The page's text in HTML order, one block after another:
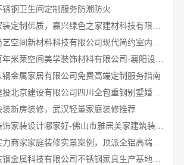
锈钢卫生间定制服务防潮防火
湖北百年米莱空间美学装饰材料有限公司-襄阳设计装修轻奢风
钢金属家居有限公司免费高端定制服务指南
中蓝建投北京建设有限公司四川全包重钢别墅婚房布置
装新房装修，武汉轻量家庭装修推荐
品质装饰家装设计哪家好-佛山市雅居美家建筑装饰工程有限公司
城区实力商家家庭装修实景案例，顶派全铝高端定制